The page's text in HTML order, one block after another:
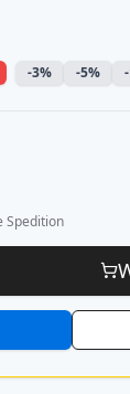
-3% -5%
Spedition